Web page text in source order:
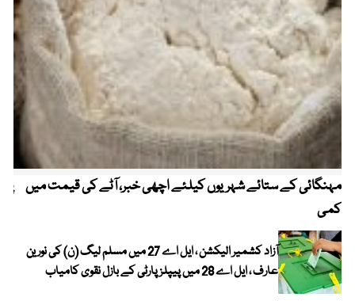
مہنگائی کے ستائے شہریوں کیلئے اچھی خبر، آٹے کی قیمت میں
کمی
آزاد کشمیر الیکشن ، ایل اے 27 میں مسلم لیگ (ن) کی نورین
عارف ، ایل اے 28 میں پیپلز پارٹی کے بازل نقوی کامیاب